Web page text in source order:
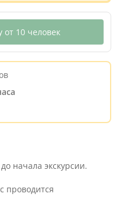
от 10 человек
начала экскурсии.
проводится